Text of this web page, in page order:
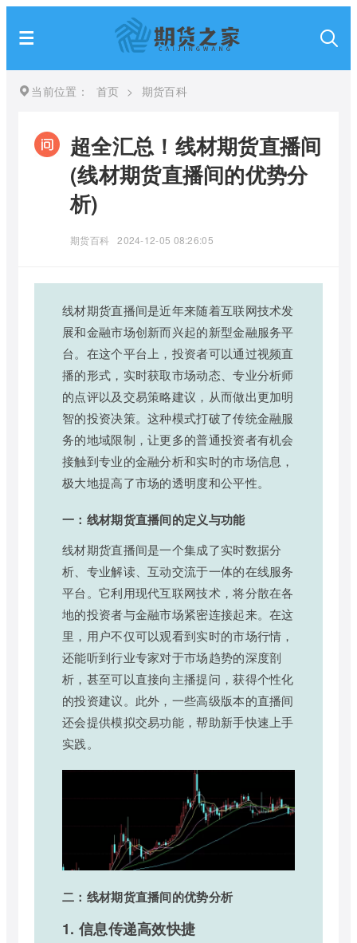
当前位置： 首页 > 期货百科
超全汇总！线材期货直播间
(线材期货直播间的优势分
析)
期货百科 2024-12-05 08:26:05
线材期货直播间是近年来随着互联网技术发
展和金融市场创新而兴起的新型金融服务平
台。在这个平台上，投资者可以通过视频直
播的形式，实时获取市场动态、专业分析师
的点评以及交易策略建议，从而做出更加明
智的投资决策。这种模式打破了传统金融服
务的地域限制，让更多的普通投资者有机会
接触到专业的金融分析和实时的市场信息，
极大地提高了市场的透明度和公平性。
一：线材期货直播间的定义与功能
线材期货直播间是一个集成了实时数据分
析、专业解读、互动交流于一体的在线服务
平台。它利用现代互联网技术，将分散在各
地的投资者与金融市场紧密连接起来。在这
里，用户不仅可以观看到实时的市场行情，
还能听到行业专家对于市场趋势的深度剖
析，甚至可以直接向主播提问，获得个性化
的投资建议。此外，一些高级版本的直播间
还会提供模拟交易功能，帮助新手快速上手
实践。
二：线材期货直播间的优势分析
1. 信息传递高效快捷